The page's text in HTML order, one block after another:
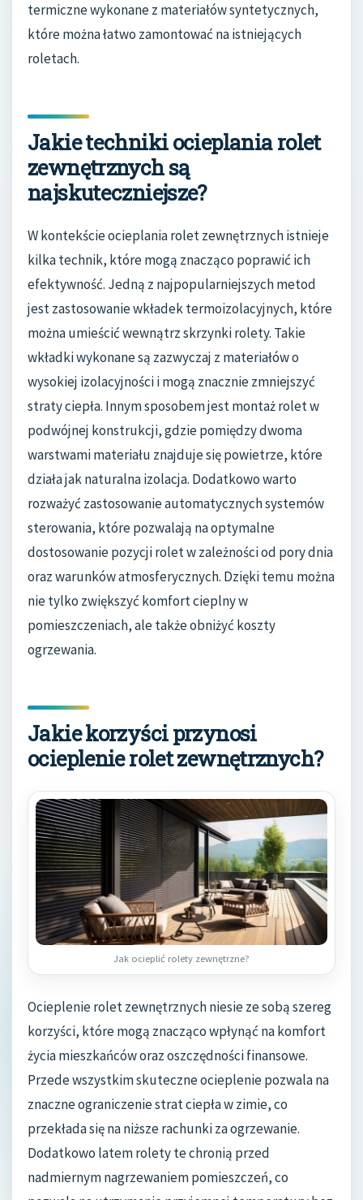
termiczne wykonane z materiałów syntetycznych,
które można łatwo zamontować na istniejących
roletach.
Jakie techniki ocieplania rolet
zewnętrznych są
najskuteczniejsze?
W kontekście ocieplania rolet zewnętrznych istnieje
kilka technik, które mogą znacząco poprawić ich
efektywność. Jedną z najpopularniejszych metod
jest zastosowanie wkładek termoizolacyjnych, które
można umieścić wewnątrz skrzynki rolety. Takie
wkładki wykonane są zazwyczaj z materiałów o
wysokiej izolacyjności i mogą znacznie zmniejszyć
straty ciepła. Innym sposobem jest montaż rolet w
podwójnej konstrukcji, gdzie pomiędzy dwoma
warstwami materiału znajduje się powietrze, które
działa jak naturalna izolacja. Dodatkowo warto
rozważyć zastosowanie automatycznych systemów
sterowania, które pozwalają na optymalne
dostosowanie pozycji rolet w zależności od pory dnia
oraz warunków atmosferycznych. Dzięki temu można
nie tylko zwiększyć komfort cieplny w
pomieszczeniach, ale także obniżyć koszty
ogrzewania.
Jakie korzyści przynosi
ocieplenie rolet zewnętrznych?
Jak ocieplić rolety zewnętrzne?
Ocieplenie rolet zewnętrznych niesie ze sobą szereg
korzyści, które mogą znacząco wpłynąć na komfort
życia mieszkańców oraz oszczędności finansowe.
Przede wszystkim skuteczne ocieplenie pozwala na
znaczne ograniczenie strat ciepła w zimie, co
przekłada się na niższe rachunki za ogrzewanie.
Dodatkowo latem rolety te chronią przed
nadmiernym nagrzewaniem pomieszczeń, co